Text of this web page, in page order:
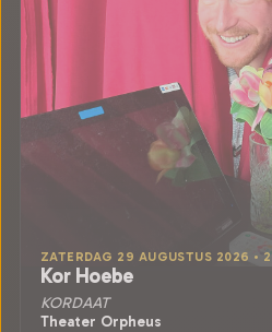
ZATERDAG 29 AUGUSTUS 2026 •
Kor Hoebe
KORDAAT
Theater Orpheus